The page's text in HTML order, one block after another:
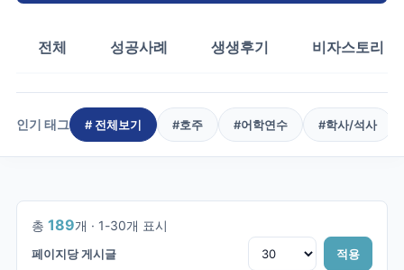
전체 성공사례 생생후기 비자스토리
인기 태그 # 전체보기 #호주 #어학연수 #학사/석사
총 189개 · 1-30개 표시
페이지당 게시글 적용
1/7